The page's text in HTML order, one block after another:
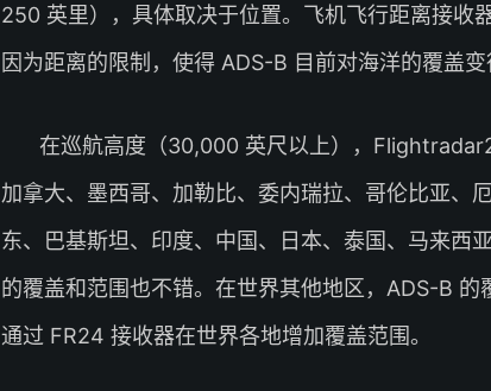
250 英里），具体取决于位置。飞机飞行距离接收
因为距离的限制，使得 ADS-B 目前对海洋的覆盖变
在巡航高度（30,000 英尺以上），
加拿大、墨西哥、加勒比、委内瑞拉、哥伦比亚、
东、巴基斯坦、印度、中国、日本、泰国、马来西
的覆盖和范围也不错。在世界其他地区，ADS-B
通过 FR24 接收器在世界各地增加覆盖范围。